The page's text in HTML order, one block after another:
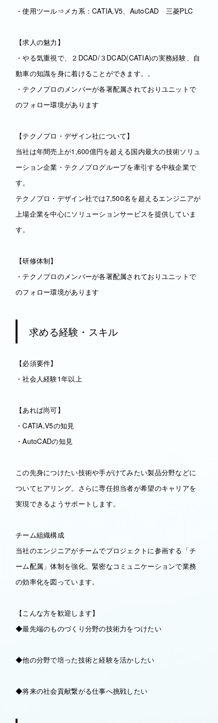
・使用ツール⇒メカ系：CATIA,V5、AutoCAD 三菱PLC
【求人の魅力】
・やる気重視で、２DCAD/３DCAD(CATIA)の実務経験、自
動車の知識を身に着けることができます。。
・テクノプロのメンバーが各署配属されておりユニットで
のフォロー環境があります
【テクノプロ・デザイン社について】
当社は年間売上が1,600億円を超える国内最大の技術ソリュ
ーション企業・テクノプログループを牽引する中核企業で
す。
テクノプロ・デザイン社では7,500名を超えるエンジニアが
上場企業を中心にソリューションサービスを提供していま
す。
【研修体制】
・テクノプロのメンバーが各署配属されておりユニットで
のフォロー環境があります
求める経験・スキル
【必須要件】
・社会人経験1年以上
【あれば尚可】
・CATIA,V5の知見
・AutoCADの知見
この先身につけたい技術や手がけてみたい製品分野などに
ついてヒアリング。さらに専任担当者が希望のキャリアを
実現できるようサポートします。
チーム組織構成
当社のエンジニアがチームでプロジェクトに参画する「チ
ーム配属」体制を強化。緊密なコミュニケーションで業務
の効率化を図っています。
【こんな方を歓迎します】
◆最先端のものづくり分野の技術力をつけたい
◆他の分野で培った技術と経験を活かしたい
◆将来の社会貢献繋がる仕事へ挑戦したい